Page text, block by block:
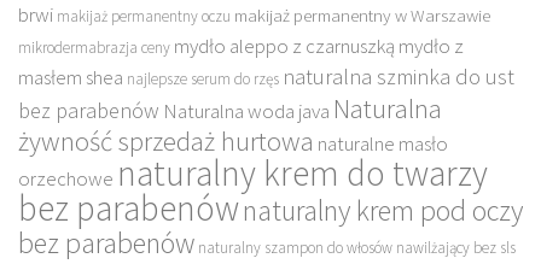
brwi makijaż permanentny oczu makijaż permanentny w Warszawie
mikrodermabrazja ceny mydło aleppo z czarnuszką mydło z
masłem shea najlepsze serum do rzęs naturalna szminka do ust
bez parabenów Naturalna woda java Naturalna
żywność sprzedaż hurtowa naturalne masło
orzechowe naturalny krem do twarzy
bez parabenównaturalny krem pod oczy
bez parabenów naturalny szampon do włosów nawilżający bez sls